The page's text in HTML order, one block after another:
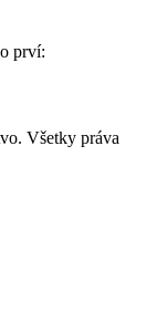
prví:
Všetky práva